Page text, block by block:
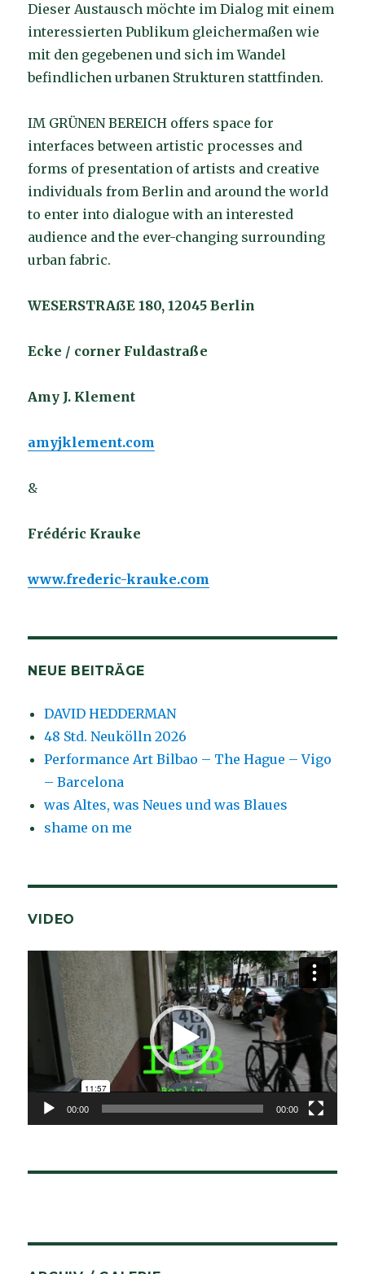
Dieser Austausch möchte im Dialog mit einem
interessierten Publikum gleichermaßen wie
mit den gegebenen und sich im Wandel
befindlichen urbanen Strukturen stattfinden.
IM GRÜNEN BEREICH offers space for
interfaces between artistic processes and
forms of presentation of artists and creative
individuals from Berlin and around the world
to enter into dialogue with an interested
audience and the ever-changing surrounding
urban fabric.
WESERSTRAßE 180, 12045 Berlin
Ecke / corner Fuldastraße
Amy J. Klement
amyjklement.com
&
Frédéric Krauke
www.frederic-krauke.com
NEUE BEITRÄGE
DAVID HEDDERMAN
48 Std. Neukölln 2026
Performance Art Bilbao – The Hague – Vigo
– Barcelona
was Altes, was Neues und was Blaues
shame on me
VIDEO
Video-
Player
00:00 00:00